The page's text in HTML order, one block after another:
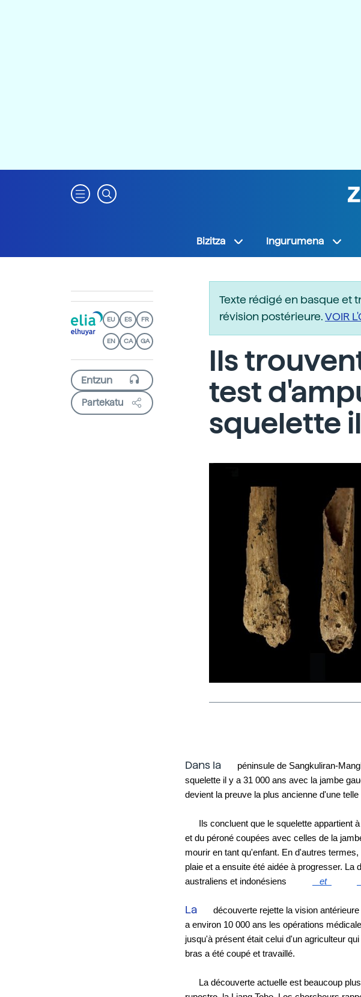
Bizitza Ingurumena
EU ES FR
EN CA GA
Partekatu
Texte rédigé en basque et
révision postérieure.VOIR
Ils
test
squelette
Dans la
péninsule de Sangkuliran-
squelette il y a 31 000 ans avec la jambe
devient la preuve la plus ancienne d'une telle
Ils concluent que le squelette appartient
et du péroné coupées avec celles de la
mourir en tant qu'enfant. En d'autres
plaie et a ensuite été aidée à progresser.
australiens et indonésiens
et
La
découverte rejette la vision
a environ 10 000 ans les opérations
jusqu'à présent était celui d'un agriculteur
bras a été coupé et travaillé.
La découverte actuelle est beaucoup